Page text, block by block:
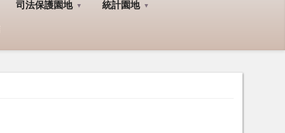
司法保護園地 統計園地